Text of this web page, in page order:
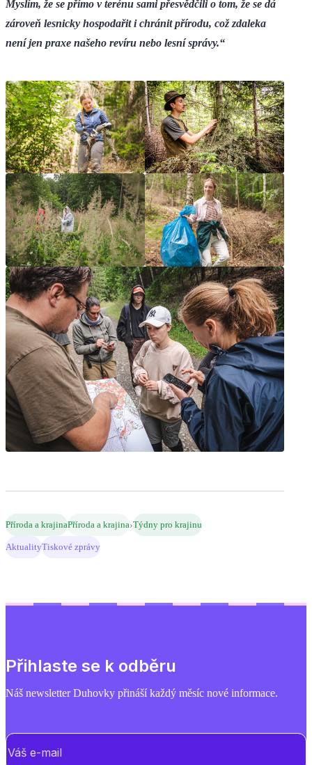
Myslím, že se přímo v terénu sami přesvědčili o tom, že se dá
zároveň lesnicky hospodařit i chránit přírodu, což zdaleka
není jen praxe našeho revíru nebo lesní správy.“
Příroda a krajinaPříroda a krajina›Týdny pro krajinu
AktualityTiskové zprávy
Přihlaste se k odběru
Náš newsletter Duhovky přináší každý měsíc nové informace.
E-mail